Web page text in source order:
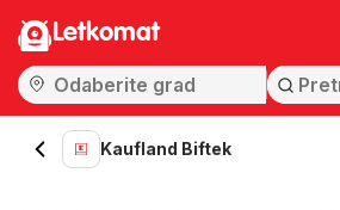
Letkomat
Kaufland Biftek